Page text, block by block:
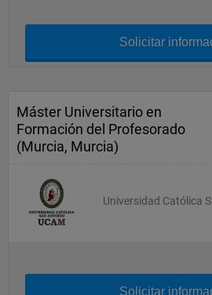
Solicitar
Máster Universitario en
Formación del Profesorado
(Murcia, Murcia)
Universidad Católica
Solicitar